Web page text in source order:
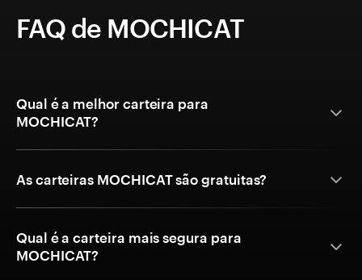
FAQ de MOCHICAT
Qual é a melhor carteira para
MOCHICAT?
As carteiras MOCHICAT são gratuitas?
Qual é a carteira mais segura para
MOCHICAT?